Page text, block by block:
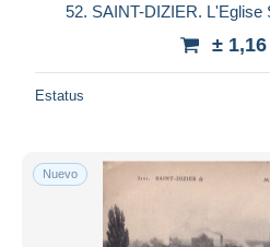
52. SAINT-DIZIER. L'Eglise
±
Estatus
Nuevo